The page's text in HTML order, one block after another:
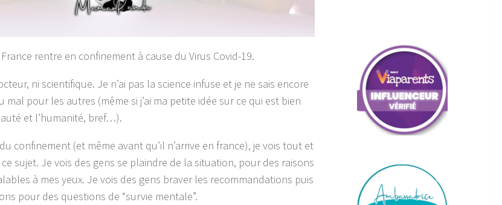
rentre en confinement à cause du Virus Covid-19.
ni scientifique. Je n’ai pas la science infuse et je ne sais encore
mal pour les autres (même si j’ai ma petite idée sur ce qui est bien
et l’humanité, bref…).
confinement (et même avant qu’il n’arrive en france), je vois tout et
sujet. Je vois des gens se plaindre de la situation, pour des raisons
à mes yeux. Je vois des gens braver les recommandations puis
pour des questions de “survie mentale”.